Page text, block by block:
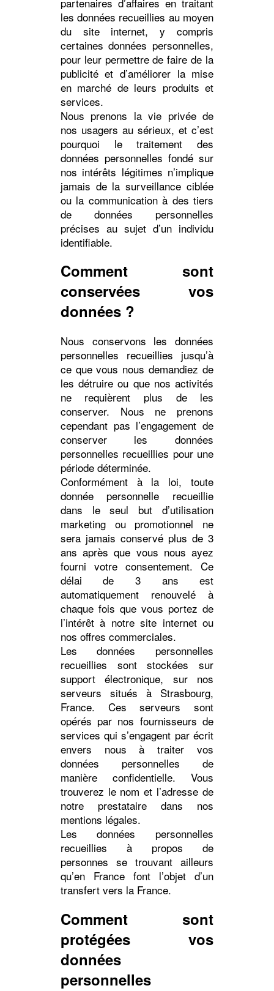
Accueil
Expertises
Événements
Événements
Contact
les données recueillies au moyen
du site internet, y compris
certaines données personnelles,
pour leur permettre de faire de la
publicité et d’améliorer la mise
en marché de leurs produits et
services.
Nous prenons la vie privée de
nos usagers au sérieux, et c’est
pourquoi le traitement des
données personnelles fondé sur
nos intérêts légitimes n’implique
jamais de la surveillance ciblée
ou la communication à des tiers
de données personnelles
précises au sujet d’un individu
identifiable.
Comment sont
conservées vos
données ?
Nous conservons les données
personnelles recueillies jusqu’à
ce que vous nous demandiez de
les détruire ou que nos activités
ne requièrent plus de les
conserver. Nous ne prenons
cependant pas l’engagement de
conserver les données
personnelles recueillies pour une
période déterminée.
Conformément à la loi, toute
donnée personnelle recueillie
dans le seul but d’utilisation
marketing ou promotionnel ne
sera jamais conservé plus de 3
ans après que vous nous ayez
fourni votre consentement. Ce
délai de 3 ans est
automatiquement renouvelé à
chaque fois que vous portez de
l’intérêt à notre site internet ou
nos offres commerciales.
Les données personnelles
recueillies sont stockées sur
support électronique, sur nos
serveurs situés à Strasbourg,
France. Ces serveurs sont
opérés par nos fournisseurs de
services qui s’engagent par écrit
envers nous à traiter vos
données personnelles de
manière confidentielle. Vous
trouverez le nom et l’adresse de
notre prestataire dans nos
mentions légales.
Les données personnelles
recueillies à propos de
personnes se trouvant ailleurs
qu’en France font l’objet d’un
transfert vers la France.
Comment sont
protégées vos
données
personnelles